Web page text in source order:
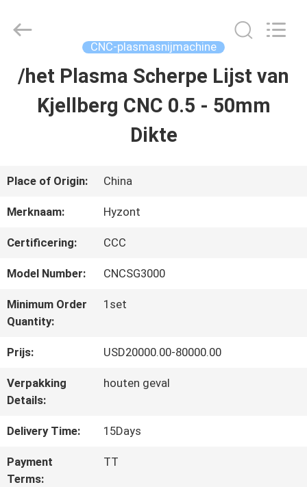
HUIS
VIDEO'S
FABRIEKSREIS
KWALITEITSCONTROLE
VERZOEK
OM EEN
CITAAT
Technologies
Reserved.
CNC-plasmasnijmachine
/het Plasma Scherpe Lijst van
Kjellberg CNC 0.5 - 50mm
Dikte
Place of Origin: China
Merknaam: Hyzont
Certificering: CCC
Model Number: CNCSG3000
Minimum Order
Quantity:
1set
Prijs: USD20000.00-80000.00
Verpakking
Details:
houten geval
Delivery Time: 15Days
Payment
Terms:
TT